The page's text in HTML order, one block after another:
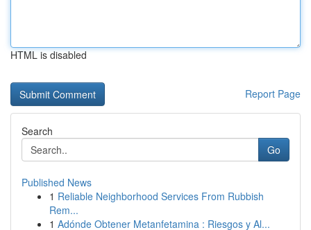
HTML is disabled
Report Page
Search
Go
Published News
1 Reliable Neighborhood Services From Rubbish
Rem...
1 Adónde Obtener Metanfetamina : Riesgos y Al...